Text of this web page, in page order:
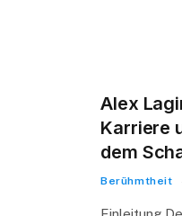
Alex
Karriere
dem
Berühmtheit